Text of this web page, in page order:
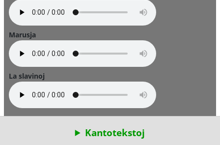
Marusja
La slavinoj
Kantotekstoj